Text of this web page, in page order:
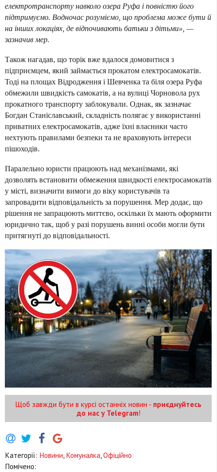
електротранспорту навколо озера Руфа і повністю його
підтримуємо. Водночас розуміємо, що проблема може бути й
на інших локаціях, де відпочивають батьки з дітьми», —
зазначив мер.
Також нагадав, що торік вже вдалося домовитися з
підприємцем, який займається прокатом електросамокатів.
Тоді на площах Відродження і Шевченка та біля озера Руфа
обмежили швидкість самокатів, а на вулиці Чорновола рух
прокатного транспорту заблокували. Однак, як зазначає
Богдан Станіславський, складність полягає у використанні
приватних електросамокатів, адже їхні власники часто
нехтують правилами безпеки та не враховують інтереси
пішоходів.
Паралельно юристи працюють над механізмами, які
дозволять встановити обмеження швидкості електросамокатів
у місті, визначити вимоги до віку користувачів та
запровадити відповідальність за порушення. Мер додає, що
рішення не запрацюють миттєво, оскільки їх мають оформити
юридично так, щоб у разі порушень винні особи могли бути
притягнуті до відповідальності.
Щоб завжди бути в курсі останніх новин - приєднуйтесь
до нас у Telegram!
Категорії: Новини, Комуналка,Офіційно
Помічено: